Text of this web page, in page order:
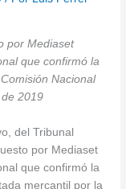
por Mediaset
que confirmó la
Nacional
2019
del Tribunal
por Mediaset
que confirmó la
mercantil por la